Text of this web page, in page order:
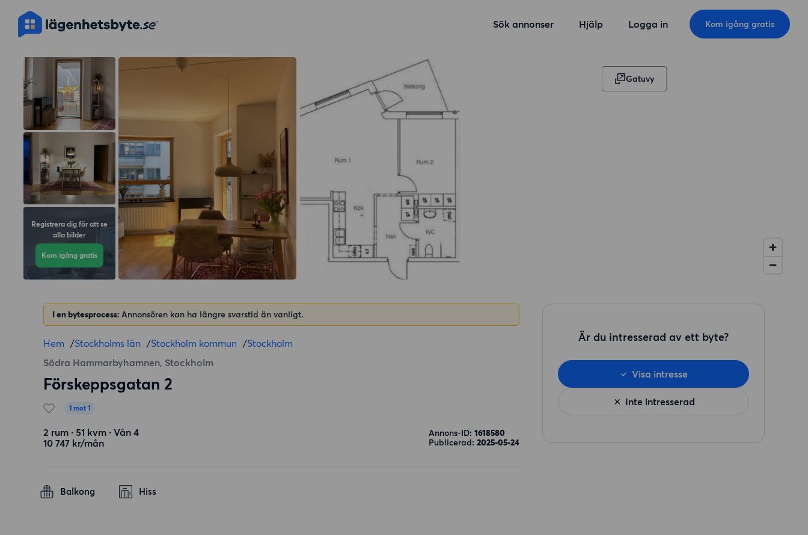
Sök annonser Hjälp Logga in Kom igång gratis
Registrera dig för att se
alla bilder
Kom igång gratis
Gatuvy
I en bytesprocess: Annonsören kan ha längre svarstid än vanligt.
Hem /Stockholms län /Stockholm kommun /Stockholm
Södra Hammarbyhamnen, Stockholm
Förskeppsgatan 2
1 mot 1
2 rum ∙ 51 kvm ∙ Vån 4
10 747 kr/mån
Annons-ID: 1618580
Publicerad: 2025-05-24
Balkong Hiss
Är du intresserad av ett byte?
Inte intresserad
Visa intresse